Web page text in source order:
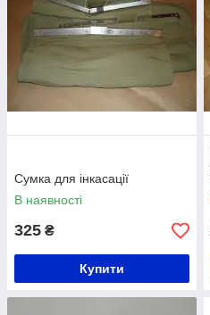
Сумка для інкасації
В наявності
325 ₴
Купити